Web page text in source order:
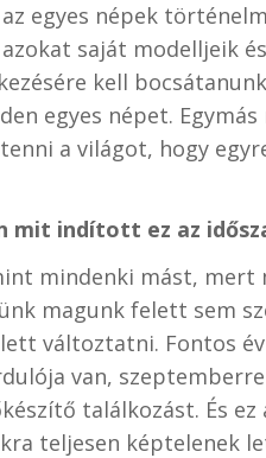
egyes népek
saját modelljeik
kell
egyes népet.
a világot, hogy
mit indított ez az
mindenki mást, mert
magunk felett sem
változtatni. Fontos
van,
találkozást. És
teljesen képtelenek